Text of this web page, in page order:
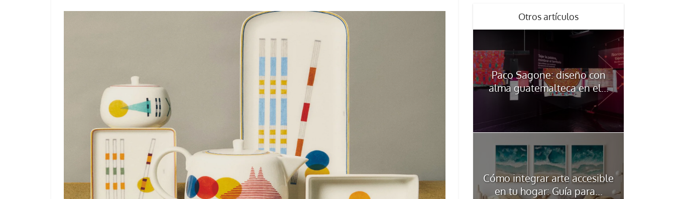
Otros artículos
Paco Sagone: diseño con
alma guatemalteca en el...
Cómo integrar arte accesible
en tu hogar: Guía para...